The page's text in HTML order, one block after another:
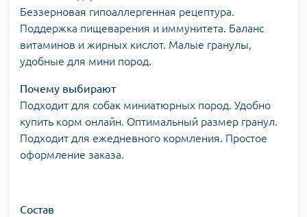
Беззерновая гипоаллергенная рецептура.
Поддержка пищеварения и иммунитета. Баланс
витаминов и жирных кислот. Малые гранулы,
удобные для мини пород.
Почему выбирают
Подходит для собак миниатюрных пород. Удобно
купить корм онлайн. Оптимальный размер гранул.
Подходит для ежедневного кормления. Простое
оформление заказа.
Состав